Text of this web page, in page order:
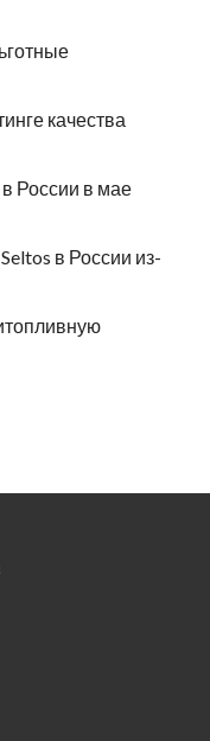
качества
России в мае
в России из-